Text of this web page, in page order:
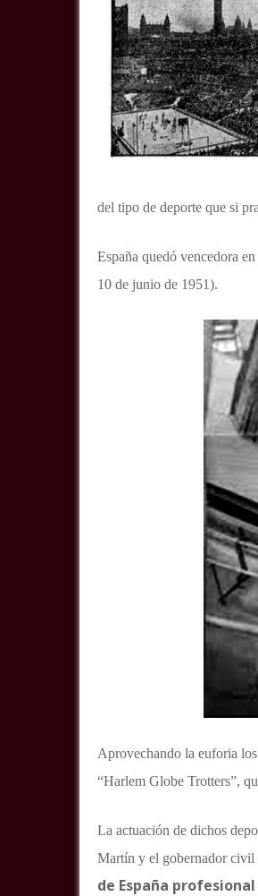
del tipo de deporte que si
España quedó vencedora
10 de junio de 1951).
Aprovechando la euforia
“Harlem Globe Trotters”,
La actuación de dichos
Martín y el gobernador civil
de España